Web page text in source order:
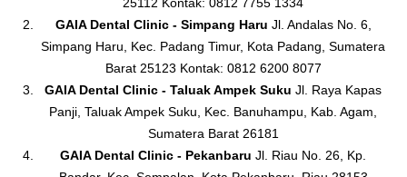
25112 Kontak: 0812 7755 1334
GAIA Dental Clinic - Simpang Haru Jl. Andalas No. 6,
Simpang Haru, Kec. Padang Timur, Kota Padang, Sumatera
Barat 25123 Kontak: 0812 6200 8077
GAIA Dental Clinic - Taluak Ampek Suku Jl. Raya Kapas
Panji, Taluak Ampek Suku, Kec. Banuhampu, Kab. Agam,
Sumatera Barat 26181
GAIA Dental Clinic - Pekanbaru Jl. Riau No. 26, Kp.